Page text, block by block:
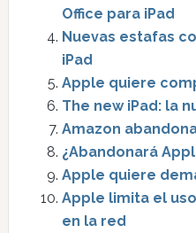
Office para iPad
Nuevas estafas
iPad
Apple quiere
The new iPad: la
Amazon
¿Abandonará
Apple quiere
Apple limita el
en la red